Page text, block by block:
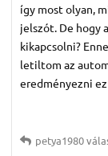
így most olyan,
jelszót. De hogy
kikapcsolni?
letiltom az
eredményezni
petya1980